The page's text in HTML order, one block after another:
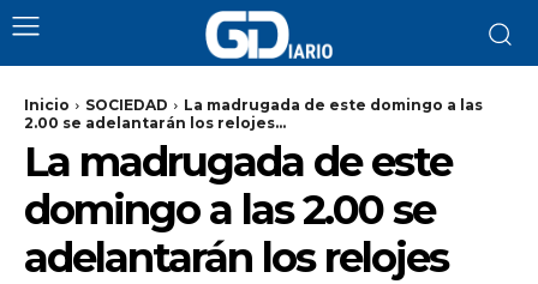
Inicio SOCIEDAD
La madrugada de este domingo a las
2.00 se adelantarán los relojes...
La madrugada de este
domingo a las 2.00 se
adelantarán los relojes